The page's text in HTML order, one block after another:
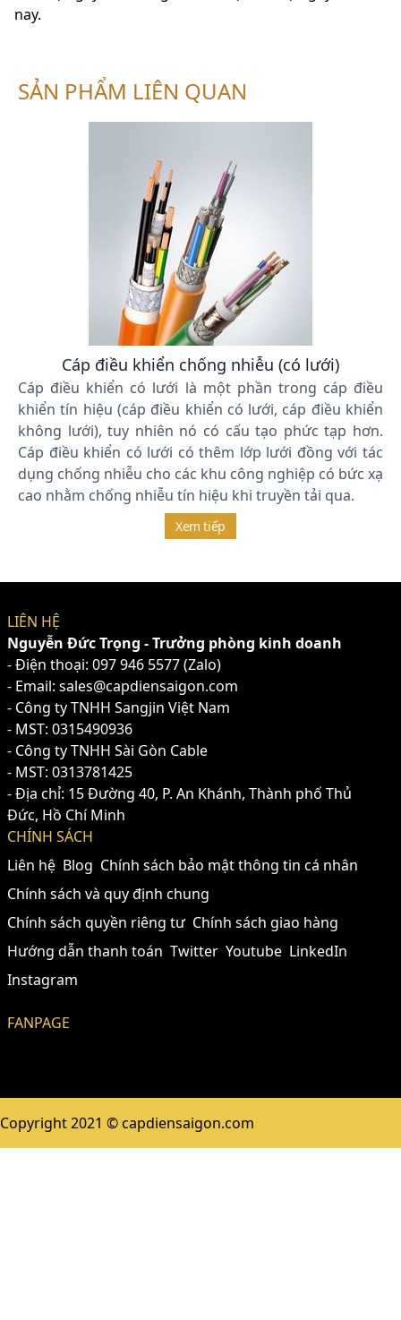
nay.
SẢN PHẨM LIÊN QUAN
Cáp điều khiển chống nhiễu (có lưới)
Cáp điều khiển có lưới là một phần trong cáp điều
khiển tín hiệu (cáp điều khiển có lưới, cáp điều khiển
không lưới), tuy nhiên nó có cấu tạo phức tạp hơn.
Cáp điều khiển có lưới có thêm lớp lưới đồng với tác
dụng chống nhiễu cho các khu công nghiệp có bức xạ
cao nhằm chống nhiễu tín hiệu khi truyền tải qua.
Xem tiếp
LIÊN HỆ
Nguyễn Đức Trọng - Trưởng phòng kinh doanh
- Điện thoại: 097 946 5577(Zalo)
- Email: sales@capdiensaigon.com
- Công ty TNHH Sangjin Việt Nam
- MST: 0315490936
- Công ty TNHH Sài Gòn Cable
- MST: 0313781425
- Địa chỉ: 15 Đường 40, P. An Khánh, Thành phố Thủ
Đức, Hồ Chí Minh
CHÍNH SÁCH
Liên hệ Blog Chính sách bảo mật thông tin cá nhân
Chính sách và quy định chung
Chính sách quyền riêng tư Chính sách giao hàng
Hướng dẫn thanh toán Twitter Youtube LinkedIn
Instagram
FANPAGE
Copyright 2021 © capdiensaigon.com